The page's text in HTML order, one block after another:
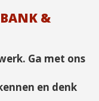
&
Ga met ons
en denk